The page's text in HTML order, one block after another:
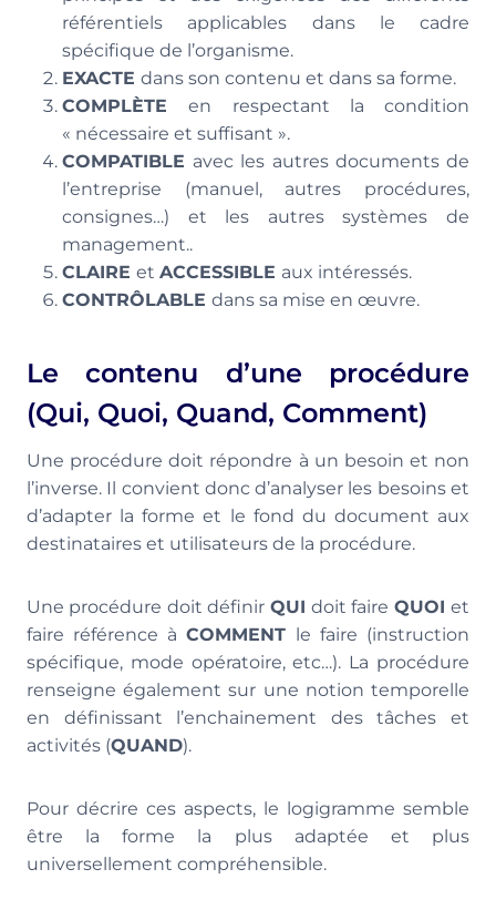
référentiels applicables dans le cadre
spécifique de l’organisme.
EXACTE dans son contenu et dans sa forme.
COMPLÈTEen respectant la condition
« nécessaire et suffisant ».
COMPATIBLE avec les autres documents de
l’entreprise (manuel, autres procédures,
consignes…) et les autres systèmes de
management..
CLAIRE et ACCESSIBLE aux intéressés.
CONTRÔLABLE dans sa mise en œuvre.
Le contenu d’une procédure
(Qui, Quoi, Quand, Comment)
Une procédure doit répondre à un besoin et non
l’inverse. Il convient donc d’analyser les besoins et
d’adapter la forme et le fond du document aux
destinataires et utilisateurs de la procédure.
Une procédure doit définir QUI doit faire QUOI et
faire référence à COMMENT le faire (instruction
spécifique, mode opératoire, etc…). La procédure
renseigne également sur une notion temporelle
en définissant l’enchainement des tâches et
activités (QUAND).
Pour décrire ces aspects, le logigramme semble
être la forme la plus adaptée et plus
universellement compréhensible.